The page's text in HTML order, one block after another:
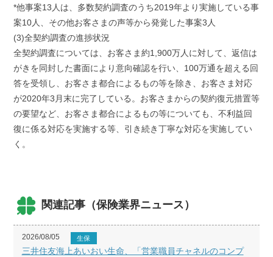
*他事案13人は、多数契約調査のうち2019年より実施している事
案10人、その他お客さまの声等から発覚した事案3人
(3)全契約調査の進捗状況
全契約調査については、お客さま約1,900万人に対して、返信は
がきを同封した書面により意向確認を行い、100万通を超える回
答を受領し、お客さま都合によるもの等を除き、お客さま対応
が2020年3月末に完了している。お客さまからの契約復元措置等
の要望など、お客さま都合によるもの等についても、不利益回
復に係る対応を実施する等、引き続き丁寧な対応を実施してい
く。
関連記事（保険業界ニュース）
2026/08/05 生保
三井住友海上あいおい生命、「営業職員チャネルのコンプ